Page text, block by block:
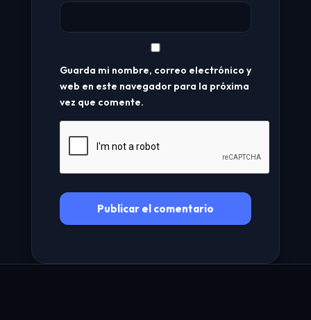
Guarda mi nombre, correo electrónico y
web en este navegador para la próxima
vez que comente.